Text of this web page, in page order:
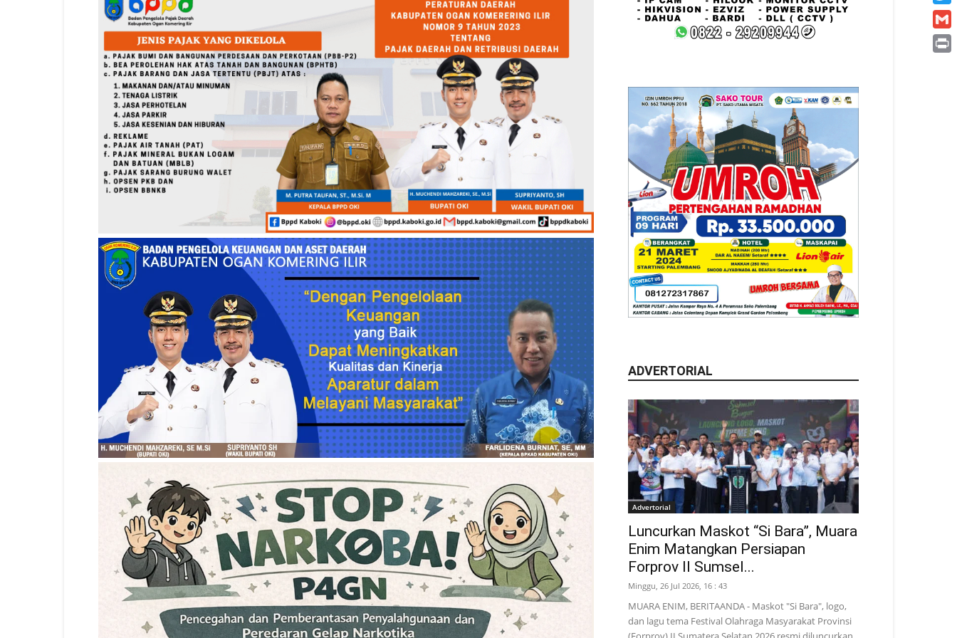
ADVERTORIAL
Advertorial
Luncurkan Maskot “Si Bara”, Muara
Enim Matangkan Persiapan
Forprov II Sumsel...
Minggu, 26 Jul 2026, 16 : 43
MUARA ENIM, BERITAANDA - Maskot "Si Bara", logo,
dan lagu tema Festival Olahraga Masyarakat Provinsi